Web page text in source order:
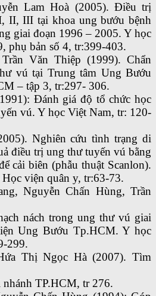
Lam Hoà (2005). Điều trị
II, III tại khoa ung bướu bệnh
giai đoạn 1996 – 2005. Y học
phụ bản số 4, tr:399-403.
Văn Thiệp (1999). Chẩn
vú tại Trung tâm Ung Bướu
– tập 3, tr:297- 306.
Đánh giá độ tổ chức học
vú. Y học Việt Nam, tr: 120-
Nghiên cứu tình trạng di
điều trị ung thư tuyến vú bằng
cải biên (phẫu thuật Scanlon).
viện quân y, tr:63-73.
Nguyễn Chấn Hùng, Trần
nách trong ung thư vú giai
Ung Bướu Tp.HCM. Y học
299.
Thị Ngọc Hà (2007). Tìm
TP.HCM, tr 276.